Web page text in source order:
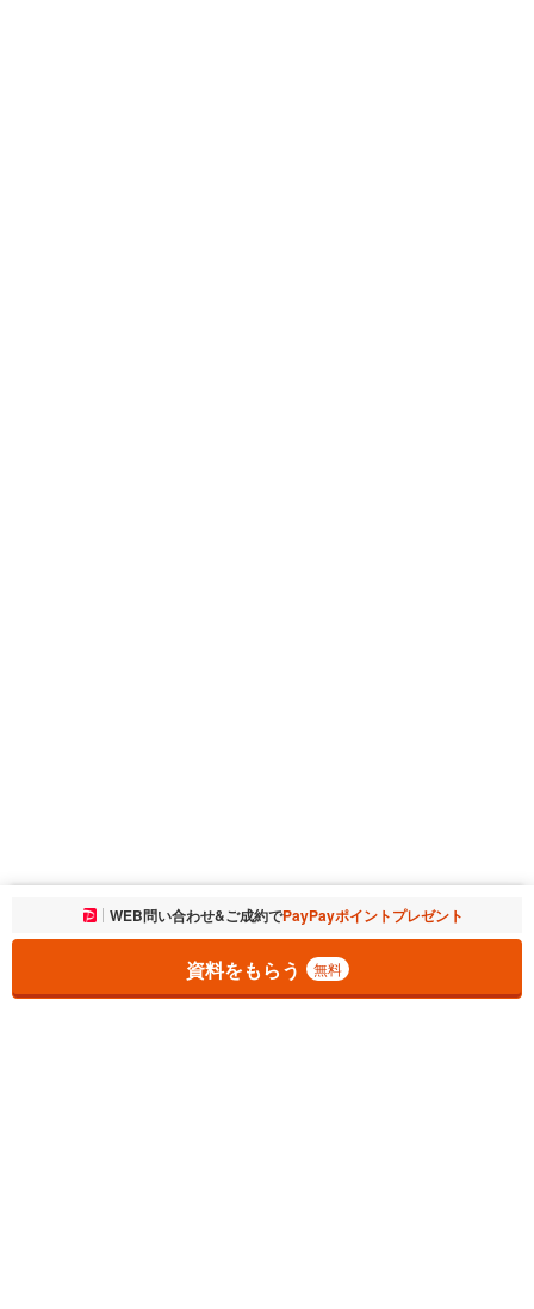
お気に入りに追加しました。 一覧を開く
WEB問い合わせ&ご成約でPayPayポイントプレゼント
資料をもらう 無料